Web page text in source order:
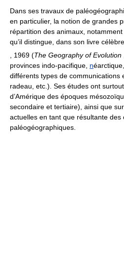
Dans ses travaux de
en particulier, la notion de grandes
répartition des animaux,
qu’il distingue, dans son livre célèbre
, 1969 (The Geography of Evolution
provinces indo-pacifique, n
différents types de communications
radeau, etc.). Ses études ont
d’Amérique des époques
secondaire et tertiaire), ainsi que
actuelles en tant que résultante des
paléogéographiques.